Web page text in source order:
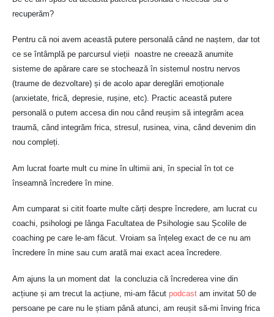
recuperăm?
Pentru că noi avem această putere personală când ne naștem, dar tot
ce se întâmplă pe parcursul vieții noastre ne creează anumite
sisteme de apărare care se stochează în sistemul nostru nervos
(traume de dezvoltare) și de acolo apar dereglări emoționale
(anxietate, frică, depresie, rușine, etc). Practic această putere
personală o putem accesa din nou când reușim să integrăm acea
traumă, când integrăm frica, stresul, rusinea, vina, când devenim din
nou compleți.
Am lucrat foarte mult cu mine în ultimii ani, în special în tot ce
înseamnă încredere în mine.
Am cumparat si citit foarte multe cărți despre încredere, am lucrat cu
coachi, psihologi pe lânga Facultatea de Psihologie sau Școlile de
coaching pe care le-am făcut. Vroiam sa înțeleg exact de ce nu am
încredere în mine sau cum arată mai exact acea încredere.
Am ajuns la un moment dat la concluzia că încrederea vine din
acțiune și am trecut la acțiune, mi-am făcut podcast am invitat 50 de
persoane pe care nu le știam până atunci, am reușit să-mi înving frica